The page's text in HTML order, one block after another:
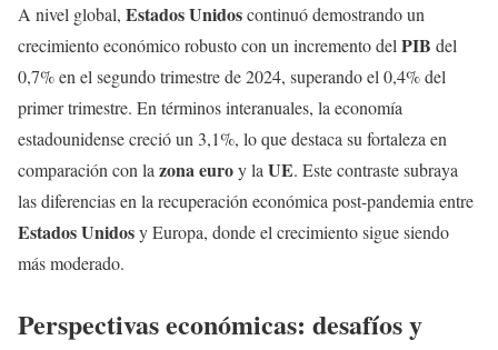
A nivel global, Estados Unidoscontinuó demostrando un
crecimiento económico robusto con un incremento delPIB del
0,7% en el segundo trimestre de 2024, superando el 0,4% del
primer trimestre. En términos interanuales, la economía
estadounidense creció un 3,1%, lo que destaca su fortaleza en
comparación con lazona euroy laUE. Este contraste subraya
las diferencias en la recuperación económica post-pandemia entre
Estados Unidosy Europa, donde el crecimiento sigue siendo
más moderado.
Perspectivas económicas: desafíos y